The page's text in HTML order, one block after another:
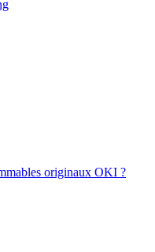
originaux OKI ?